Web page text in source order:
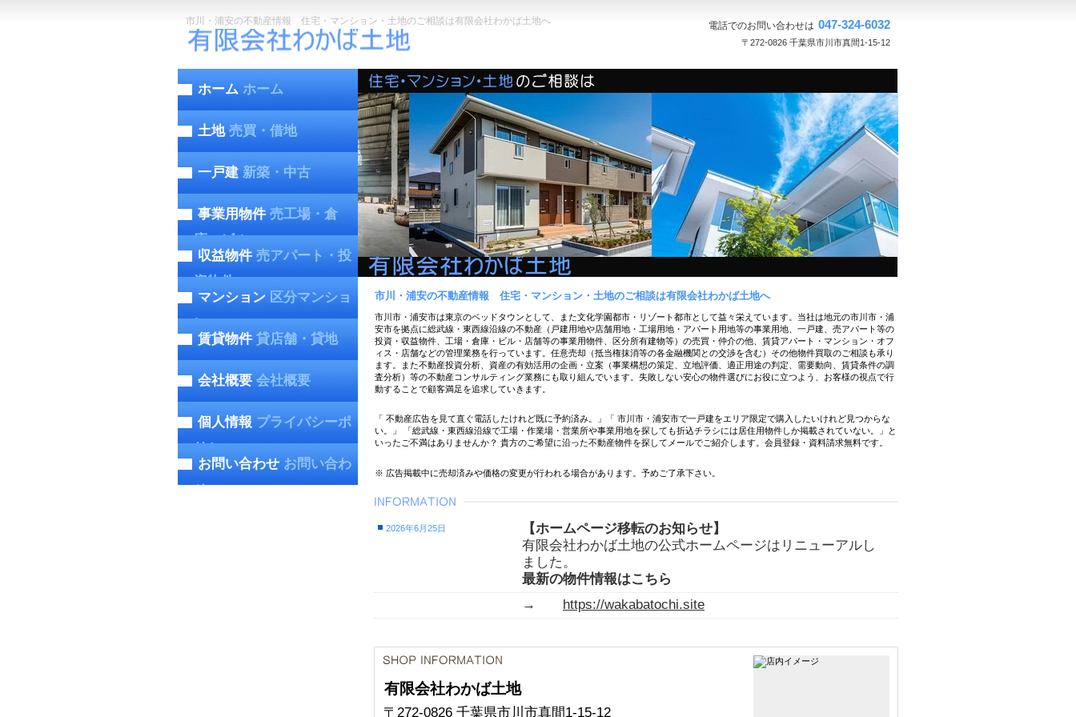
市川・浦安の不動産情報 住宅・マンション・土地のご相談は有限会社わかば土地へ 電話でのお問い合わせは 047-324-6032
〒272-0826 千葉県市川市真間1-15-12
市川・浦安の不動産情報 住宅・マンション・土地のご相談は有限会社わかば土地へ
市川市・浦安市は東京のベッドタウンとして、また文化学園都市・リゾート都市として益々栄えています。当社は地元の市川市・浦
安市を拠点に総武線・東西線沿線の不動産（戸建用地や店舗用地・工場用地・アパート用地等の事業用地、一戸建、売アパート等の
投資・収益物件、工場・倉庫・ビル・店舗等の事業用物件、区分所有建物等）の売買・仲介の他、賃貸アパート・マンション・オフ
ィス・店舗などの管理業務を行っています。任意売却（抵当権抹消等の各金融機関との交渉を含む）その他物件買取のご相談も承り
ます。また不動産投資分析、資産の有効活用の企画・立案（事業構想の策定、立地評価、適正用途の判定、需要動向、賃貸条件の調
査分析）等の不動産コンサルティング業務にも取り組んでいます。失敗しない安心の物件選びにお役に立つよう、お客様の視点で行
動することで顧客満足を追求していきます。
「 不動産広告を見て直ぐ電話したけれど既に予約済み。」「 市川市・浦安市で一戸建をエリア限定で購入したいけれど見つからな
い。」 「総武線・東西線沿線で工場・作業場・営業所や事業用地を探しても折込チラシには居住用物件しか掲載されていない。」と
いったご不満はありませんか？ 貴方のご希望に沿った不動産物件を探してメールでご紹介します。会員登録・資料請求無料です。
※ 広告掲載中に売却済みや価格の変更が行われる場合があります。予めご了承下さい。
2026年6月25日
【ホームページ移転のお知らせ】
有限会社わかば土地の公式ホームページはリニューアルし
ました。
最新の物件情報はこちら
→
https://wakabatochi.site
有限会社わかば土地
〒272-0826 千葉県市川市真間1-15-12
ホーム ホーム
土地 売買・借地
一戸建 新築・中古
事業用物件 売工場・倉
庫・ビル
収益物件 売アパート・投
資物件
マンション 区分マンショ
ン
賃貸物件 貸店舗・貸地
会社概要 会社概要
個人情報 プライバシーポ
リシー
お問い合わせ お問い合わ
せ